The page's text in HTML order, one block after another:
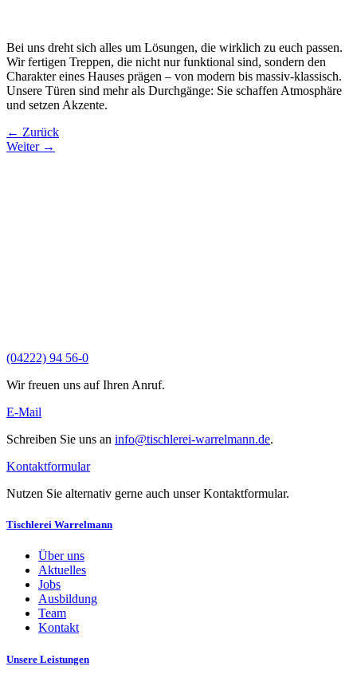
Bei uns dreht sich alles um Lösungen, die wirklich zu euch passen.
Wir fertigen Treppen, die nicht nur funktional sind, sondern den
Charakter eines Hauses prägen – von modern bis massiv-klassisch.
Unsere Türen sind mehr als Durchgänge: Sie schaffen Atmosphäre
und setzen Akzente.
← Zurück
Weiter →
(04222) 94 56-0
Wir freuen uns auf Ihren Anruf.
E-Mail
Schreiben Sie uns an info@tischlerei-warrelmann.de.
Kontaktformular
Nutzen Sie alternativ gerne auch unser Kontaktformular.
Tischlerei Warrelmann
Über uns
Aktuelles
Jobs
Ausbildung
Team
Kontakt
Unsere Leistungen